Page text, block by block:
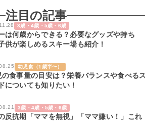
注目の記事
3歳・4歳・5歳・6歳
は何歳からできる？必要なグッズや持ち
供が楽しめるスキー場も紹介！
幼児食（1歳半〜）
の食事量の目安は？栄養バランスや食べる
についても知りたい！
3歳・4歳・5歳・6歳
反抗期「ママを無視」「ママ嫌い！」これ